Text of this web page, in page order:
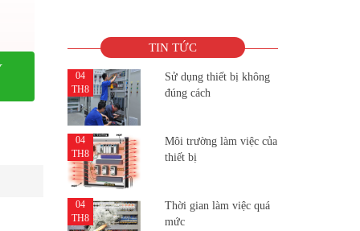
TIN TỨC
04
TH8
Sử dụng thiết bị không
đúng cách
04
TH8
Môi trường làm việc của
thiết bị
04
TH8
Thời gian làm việc quá
mức